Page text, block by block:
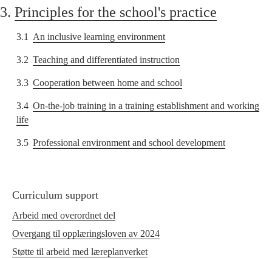
3. Principles for the school's practice
3.1 An inclusive learning environment
3.2 Teaching and differentiated instruction
3.3 Cooperation between home and school
3.4 On-the-job training in a training establishment and working
life
3.5 Professional environment and school development
Curriculum support
Arbeid med overordnet del
Overgang til opplæringsloven av 2024
Støtte til arbeid med læreplanverket